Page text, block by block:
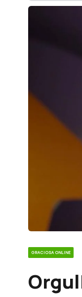
GRACIOSA ONLINE